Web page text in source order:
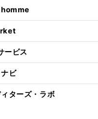
ービス
ビ
ターズ・ラボ